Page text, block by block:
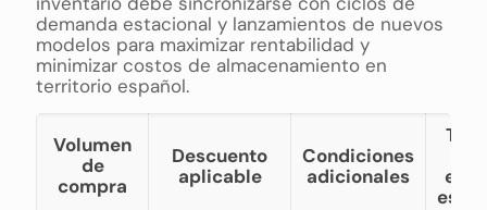
demanda estacional y lanzamientos de nuevos
modelos para maximizar rentabilidad y
minimizar costos de almacenamiento en
territorio español.
Volumen
de
compra
Descuento
aplicable
Condiciones
adicionales